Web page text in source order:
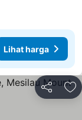
Lihat harga
Kongsi